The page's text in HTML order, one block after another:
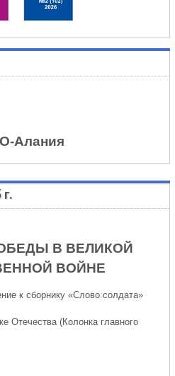
Алания
В ВЕЛИКОЙ
ВОЙНЕ
к сборнику «Слово солдата»
Отечества (Колонка главного